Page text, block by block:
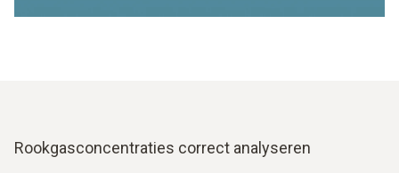
Rookgasconcentraties correct analyseren